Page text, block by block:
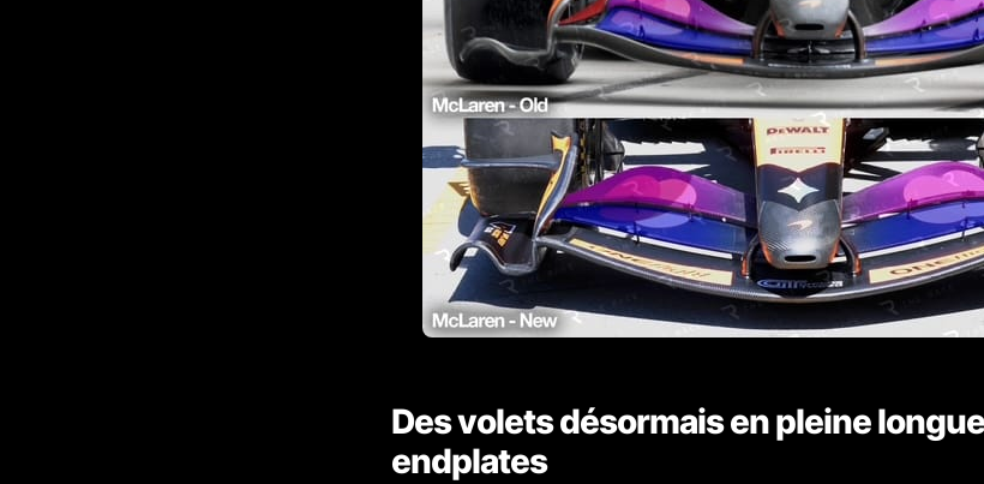
Des volets désormais en pleine
endplates